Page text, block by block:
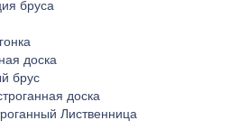
бруса
доска
брус
доска
Лиственница